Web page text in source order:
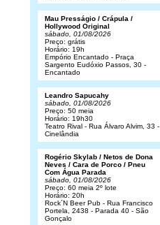
Mau Presságio / Crápula /
Hollywood Original
sábado, 01/08/2026
Preço: grátis
Horário: 19h
Empório Encantado - Praça
Sargento Eudóxio Passos, 30 -
Encantado
Leandro Sapucahy
sábado, 01/08/2026
Preço: 50 meia
Horário: 19h30
Teatro Rival - Rua Álvaro Alvim, 33 -
Cinelândia
Rogério Skylab / Netos de Dona
Neves / Cara de Porco / Pneu
Com Água Parada
sábado, 01/08/2026
Preço: 60 meia 2º lote
Horário: 20h
Rock´N Beer Pub - Rua Francisco
Portela, 2438 - Parada 40 - São
Gonçalo